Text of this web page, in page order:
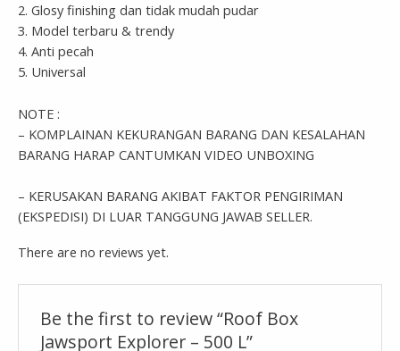
2. Glosy finishing dan tidak mudah pudar
3. Model terbaru & trendy
4. Anti pecah
5. Universal
NOTE :
– KOMPLAINAN KEKURANGAN BARANG DAN KESALAHAN
BARANG HARAP CANTUMKAN VIDEO UNBOXING
– KERUSAKAN BARANG AKIBAT FAKTOR PENGIRIMAN
(EKSPEDISI) DI LUAR TANGGUNG JAWAB SELLER.
There are no reviews yet.
Be the first to review “Roof Box
Jawsport Explorer – 500 L”